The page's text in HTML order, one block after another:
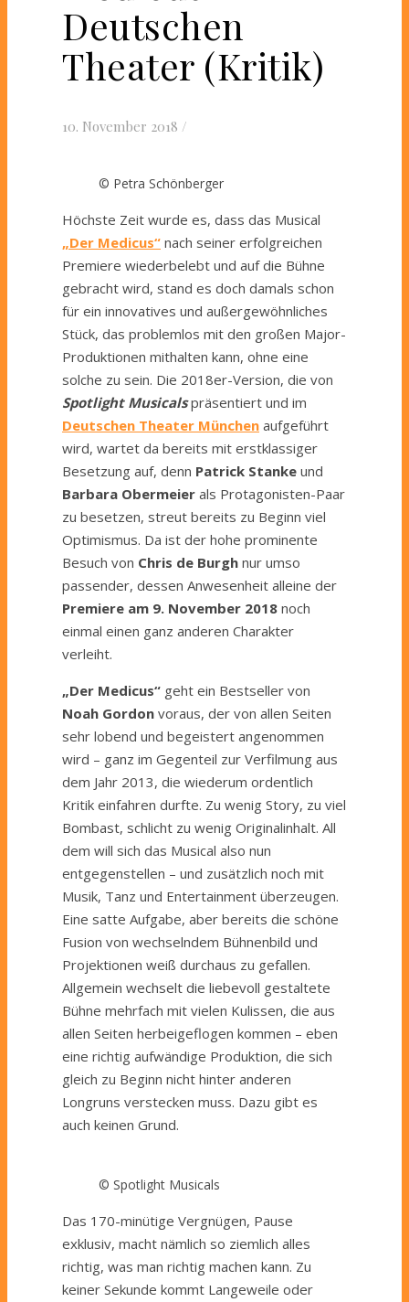
Deutschen
Theater (Kritik)
10. November 2018 /
© Petra Schönberger
Höchste Zeit wurde es, dass das Musical
„Der Medicus“ nach seiner erfolgreichen
Premiere wiederbelebt und auf die Bühne
gebracht wird, stand es doch damals schon
für ein innovatives und außergewöhnliches
Stück, das problemlos mit den großen Major-
Produktionen mithalten kann, ohne eine
solche zu sein. Die 2018er-Version, die von
Spotlight Musicalspräsentiert und im
Deutschen Theater München aufgeführt
wird, wartet da bereits mit erstklassiger
Besetzung auf, denn Patrick Stanke und
Barbara Obermeier als Protagonisten-Paar
zu besetzen, streut bereits zu Beginn viel
Optimismus. Da ist der hohe prominente
Besuch von Chris de Burgh nur umso
passender, dessen Anwesenheit alleine der
Premiere am 9. November 2018 noch
einmal einen ganz anderen Charakter
verleiht.
„Der Medicus“ geht ein Bestseller von
Noah Gordon voraus, der von allen Seiten
sehr lobend und begeistert angenommen
wird – ganz im Gegenteil zur Verfilmung aus
dem Jahr 2013, die wiederum ordentlich
Kritik einfahren durfte. Zu wenig Story, zu viel
Bombast, schlicht zu wenig Originalinhalt. All
dem will sich das Musical also nun
entgegenstellen – und zusätzlich noch mit
Musik, Tanz und Entertainment überzeugen.
Eine satte Aufgabe, aber bereits die schöne
Fusion von wechselndem Bühnenbild und
Projektionen weiß durchaus zu gefallen.
Allgemein wechselt die liebevoll gestaltete
Bühne mehrfach mit vielen Kulissen, die aus
allen Seiten herbeigeflogen kommen – eben
eine richtig aufwändige Produktion, die sich
gleich zu Beginn nicht hinter anderen
Longruns verstecken muss. Dazu gibt es
auch keinen Grund.
© Spotlight Musicals
Das 170-minütige Vergnügen, Pause
exklusiv, macht nämlich so ziemlich alles
richtig, was man richtig machen kann. Zu
keiner Sekunde kommt Langeweile oder